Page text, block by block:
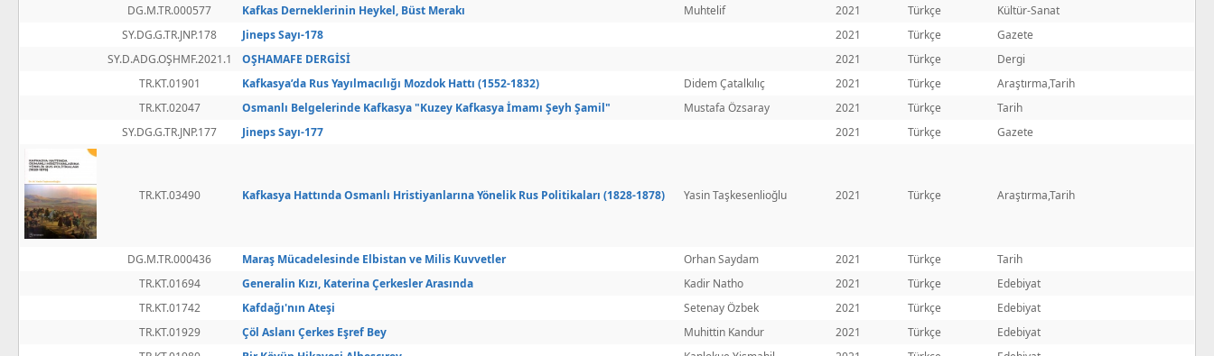
DG.M.TR.000577
Kafkas Derneklerinin Heykel, Büst Merakı Muhtelif 2021 Türkçe
Kültür-Sanat
SY.DG.G.TR.JNP.178
Jineps Sayı-178 2021 Türkçe
Gazete
SY.D.ADG.OŞHMF.2021.1
OŞHAMAFE DERGİSİ 2021 Türkçe
Dergi
TR.KT.01901
Kafkasya’da Rus Yayılmacılığı Mozdok Hattı (1552-1832) Didem Çatalkılıç 2021 Türkçe
Araştırma,Tarih
TR.KT.02047
Osmanlı Belgelerinde Kafkasya "Kuzey Kafkasya İmamı Şeyh Şamil" Mustafa Özsaray 2021 Türkçe
Tarih
SY.DG.G.TR.JNP.177
Jineps Sayı-177 2021 Türkçe Gazete
TR.KT.03490 Kafkasya Hattında Osmanlı Hristiyanlarına Yönelik Rus Politikaları (1828-1878) Yasin Taşkesenlioğlu 2021 Türkçe Araştırma,Tarih
DG.M.TR.000436 Maraş Mücadelesinde Elbistan ve Milis Kuvvetler Orhan Saydam 2021 Türkçe
Tarih
TR.KT.01694
Generalin Kızı, Katerina Çerkesler Arasında Kadir Natho 2021 Türkçe
Edebiyat
TR.KT.01742
Kafdağı'nın Ateşi Setenay Özbek 2021 Türkçe
Edebiyat
TR.KT.01929
Çöl Aslanı Çerkes Eşref Bey Muhittin Kandur 2021 Türkçe
Edebiyat